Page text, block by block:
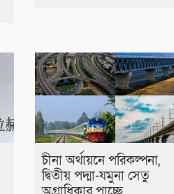
চীনা অর্থায়নে পরিকল্পনা,
দ্বিতীয় পদ্মা-যমুনা সেতু